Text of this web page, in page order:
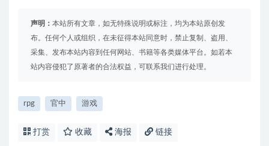
声明： 本站所有文章，如无特殊说明或标注，均为本站原创发
布。任何个人或组织，在未征得本站同意时，禁止复制、盗用、
采集、发布本站内容到任何网站、书籍等各类媒体平台。如若本
站内容侵犯了原著者的合法权益，可联系我们进行处理。
rpg 官中 游戏
打赏 收藏 海报 链接